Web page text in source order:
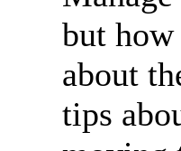
but
about
tips